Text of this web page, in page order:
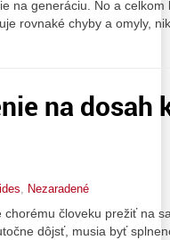
na generáciu. No a
rovnaké chyby a omyly,
na dosah
, Nezaradené
človeku prežiť na
dôjsť, musia byť